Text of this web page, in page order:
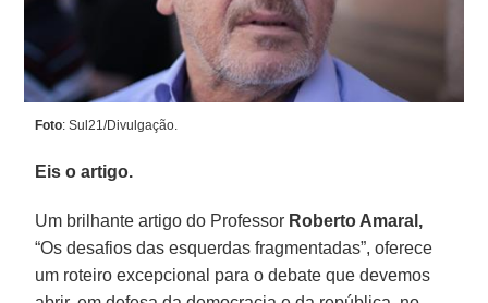
Foto: Sul21/Divulgação.
Eis o artigo.
Um brilhante artigo do Professor Roberto Amaral,
“Os desafios das esquerdas fragmentadas”, oferece
um roteiro excepcional para o debate que devemos